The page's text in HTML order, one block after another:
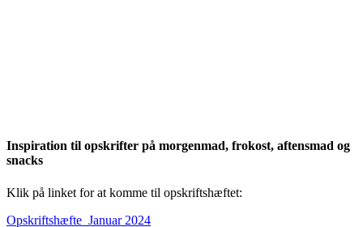
Inspiration til opskrifter på morgenmad, frokost, aftensmad og
snacks
Klik på linket for at komme til opskriftshæftet:
Opskriftshæfte_Januar 2024